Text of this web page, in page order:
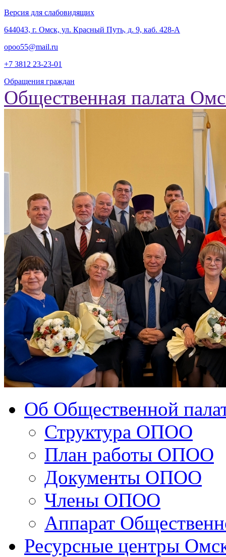
Версия для слабовидящих
‎644043, г. Омск, ул. Красный Путь, д. 9, каб. 428-А
opoo55@mail.ru
+7 3812 23-23-01
Обращения граждан
Общественная палата
Об Общественной
Структура ОПОО
План работы ОПОО
Документы ОПОО
Члены ОПОО
Аппарат
Ресурсные центры